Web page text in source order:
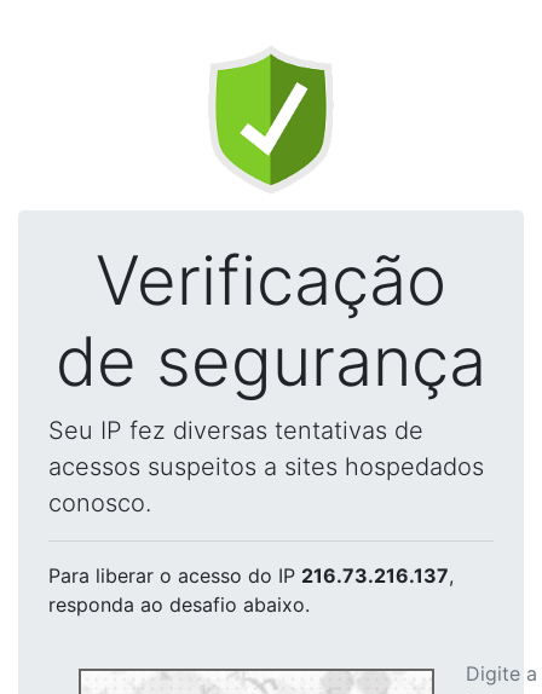
Verificação
de segurança
Seu IP fez diversas tentativas de
acessos suspeitos a sites hospedados
conosco.
Para liberar o acesso do IP 216.73.216.137,
responda ao desafio abaixo.
Digite